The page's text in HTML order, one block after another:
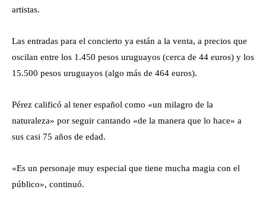
artistas.
Las entradas para el concierto ya están a la venta, a precios que
oscilan entre los 1.450 pesos uruguayos (cerca de 44 euros) y los
15.500 pesos uruguayos (algo más de 464 euros).
Pérez calificó al tener español como «un milagro de la
naturaleza» por seguir cantando «de la manera que lo hace» a
sus casi 75 años de edad.
«Es un personaje muy especial que tiene mucha magia con el
público», continuó.